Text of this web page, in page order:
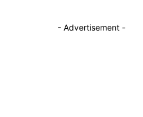
- Advertisement -